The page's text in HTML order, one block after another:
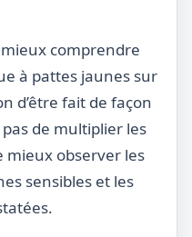
comprendre
à pattes jaunes sur
d’être fait de façon
pas de multiplier les
mieux observer les
sensibles et les